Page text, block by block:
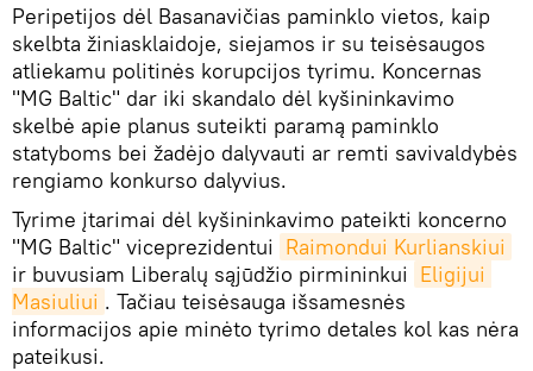
Peripetijos dėl Basanavičias paminklo vietos, kaip
skelbta žiniasklaidoje, siejamos ir su teisėsaugos
atliekamu politinės korupcijos tyrimu. Koncernas
"MG Baltic" dar iki skandalo dėl kyšininkavimo
skelbė apie planus suteikti paramą paminklo
statyboms bei žadėjo dalyvauti ar remti savivaldybės
rengiamo konkurso dalyvius.
Tyrime įtarimai dėl kyšininkavimo pateikti koncerno
"MG Baltic" viceprezidentui Raimondui Kurlianskiui
ir buvusiam Liberalų sąjūdžio pirmininkui Eligijui
Masiuliui . Tačiau teisėsauga išsamesnės
informacijos apie minėto tyrimo detales kol kas nėra
pateikusi.